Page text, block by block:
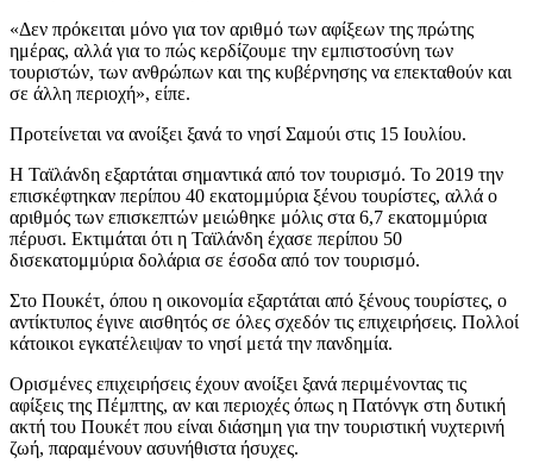
«Δεν πρόκειται μόνο για τον αριθμό των αφίξεων της πρώτης
ημέρας, αλλά για το πώς κερδίζουμε την εμπιστοσύνη των
τουριστών, των ανθρώπων και της κυβέρνησης να επεκταθούν και
σε άλλη περιοχή», είπε.
Προτείνεται να ανοίξει ξανά το νησί Σαμούι στις 15 Ιουλίου.
Η Ταϊλάνδη εξαρτάται σημαντικά από τον τουρισμό. Το 2019 την
επισκέφτηκαν περίπου 40 εκατομμύρια ξένου τουρίστες, αλλά ο
αριθμός των επισκεπτών μειώθηκε μόλις στα 6,7 εκατομμύρια
πέρυσι. Εκτιμάται ότι η Ταϊλάνδη έχασε περίπου 50
δισεκατομμύρια δολάρια σε έσοδα από τον τουρισμό.
Στο Πουκέτ, όπου η οικονομία εξαρτάται από ξένους τουρίστες, ο
αντίκτυπος έγινε αισθητός σε όλες σχεδόν τις επιχειρήσεις. Πολλοί
κάτοικοι εγκατέλειψαν το νησί μετά την πανδημία.
Ορισμένες επιχειρήσεις έχουν ανοίξει ξανά περιμένοντας τις
αφίξεις της Πέμπτης, αν και περιοχές όπως η Πατόνγκ στη δυτική
ακτή του Πουκέτ που είναι διάσημη για την τουριστική νυχτερινή
ζωή, παραμένουν ασυνήθιστα ήσυχες.